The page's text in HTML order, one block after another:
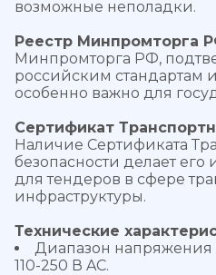
возможные неполадки.
Реестр Минпромторга
Минпромторга РФ,
российским стандартам
особенно важно для
Сертификат
Наличие Сертификата
безопасности делает
для тендеров в сфере
инфраструктуры.
Технические
Диапазон напряжения
110-250 В AC.